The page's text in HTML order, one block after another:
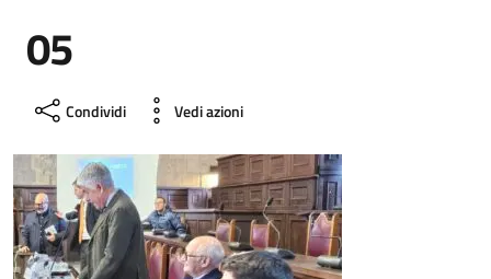
05
Condividi Vedi azioni